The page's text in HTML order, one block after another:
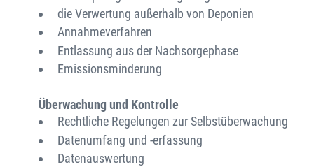
die Verwertung außerhalb von Deponien
Annahmeverfahren
Entlassung aus der Nachsorgephase
Emissionsminderung
Überwachung und Kontrolle
Rechtliche Regelungen zur Selbstüberwachung
Datenumfang und -erfassung
Datenauswertung